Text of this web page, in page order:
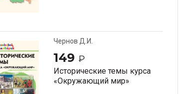
Чернов Д.И.
149 ₽
Исторические темы курса
«Окружающий мир»